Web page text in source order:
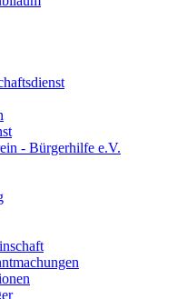
- Bürgerhilfe e.V.